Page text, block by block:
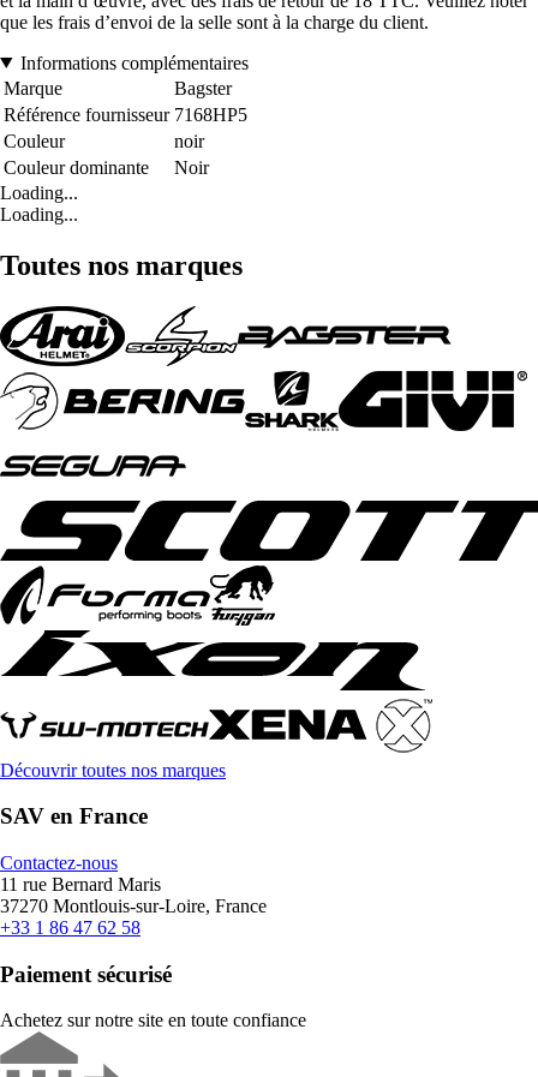
que les frais d’envoi de la selle sont à la charge du client.
Informations complémentaires
Marque
Bagster
Référence fournisseur 7168HP5
Couleur
noir
Couleur dominante
Noir
Loading...
Loading...
Toutes nos marques
Découvrir toutes nos marques
SAV en France
Contactez-nous
11 rue Bernard Maris
37270 Montlouis-sur-Loire, France
+33 1 86 47 62 58
Paiement sécurisé
Achetez sur notre site en toute confiance